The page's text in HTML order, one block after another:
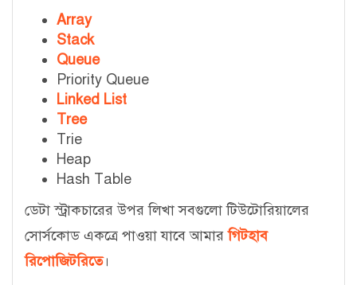
Array
Stack
Queue
Priority Queue
Linked List
Tree
Trie
Heap
Hash Table
ডেটা স্ট্রাকচারের উপর লিখা সবগুলো টিউটোরিয়ালের
সোর্সকোড একত্রে পাওয়া যাবে আমারগিটহাব
রিপোজিটরিতে।